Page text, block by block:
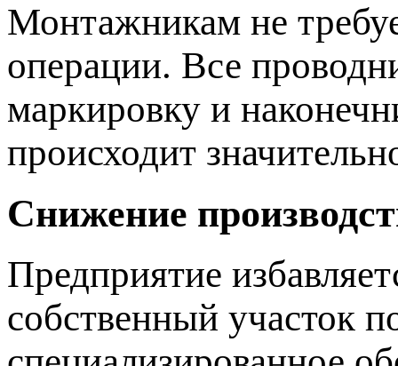
Монтажникам не
операции. Все
маркировку и
происходит
Снижение
Предприятие
собственный участок